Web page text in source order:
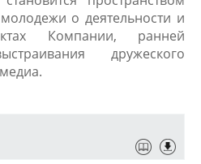
о деятельности и
Компании, ранней
дружеского